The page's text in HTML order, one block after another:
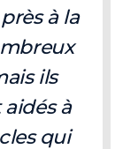
à la
ils
à
qui